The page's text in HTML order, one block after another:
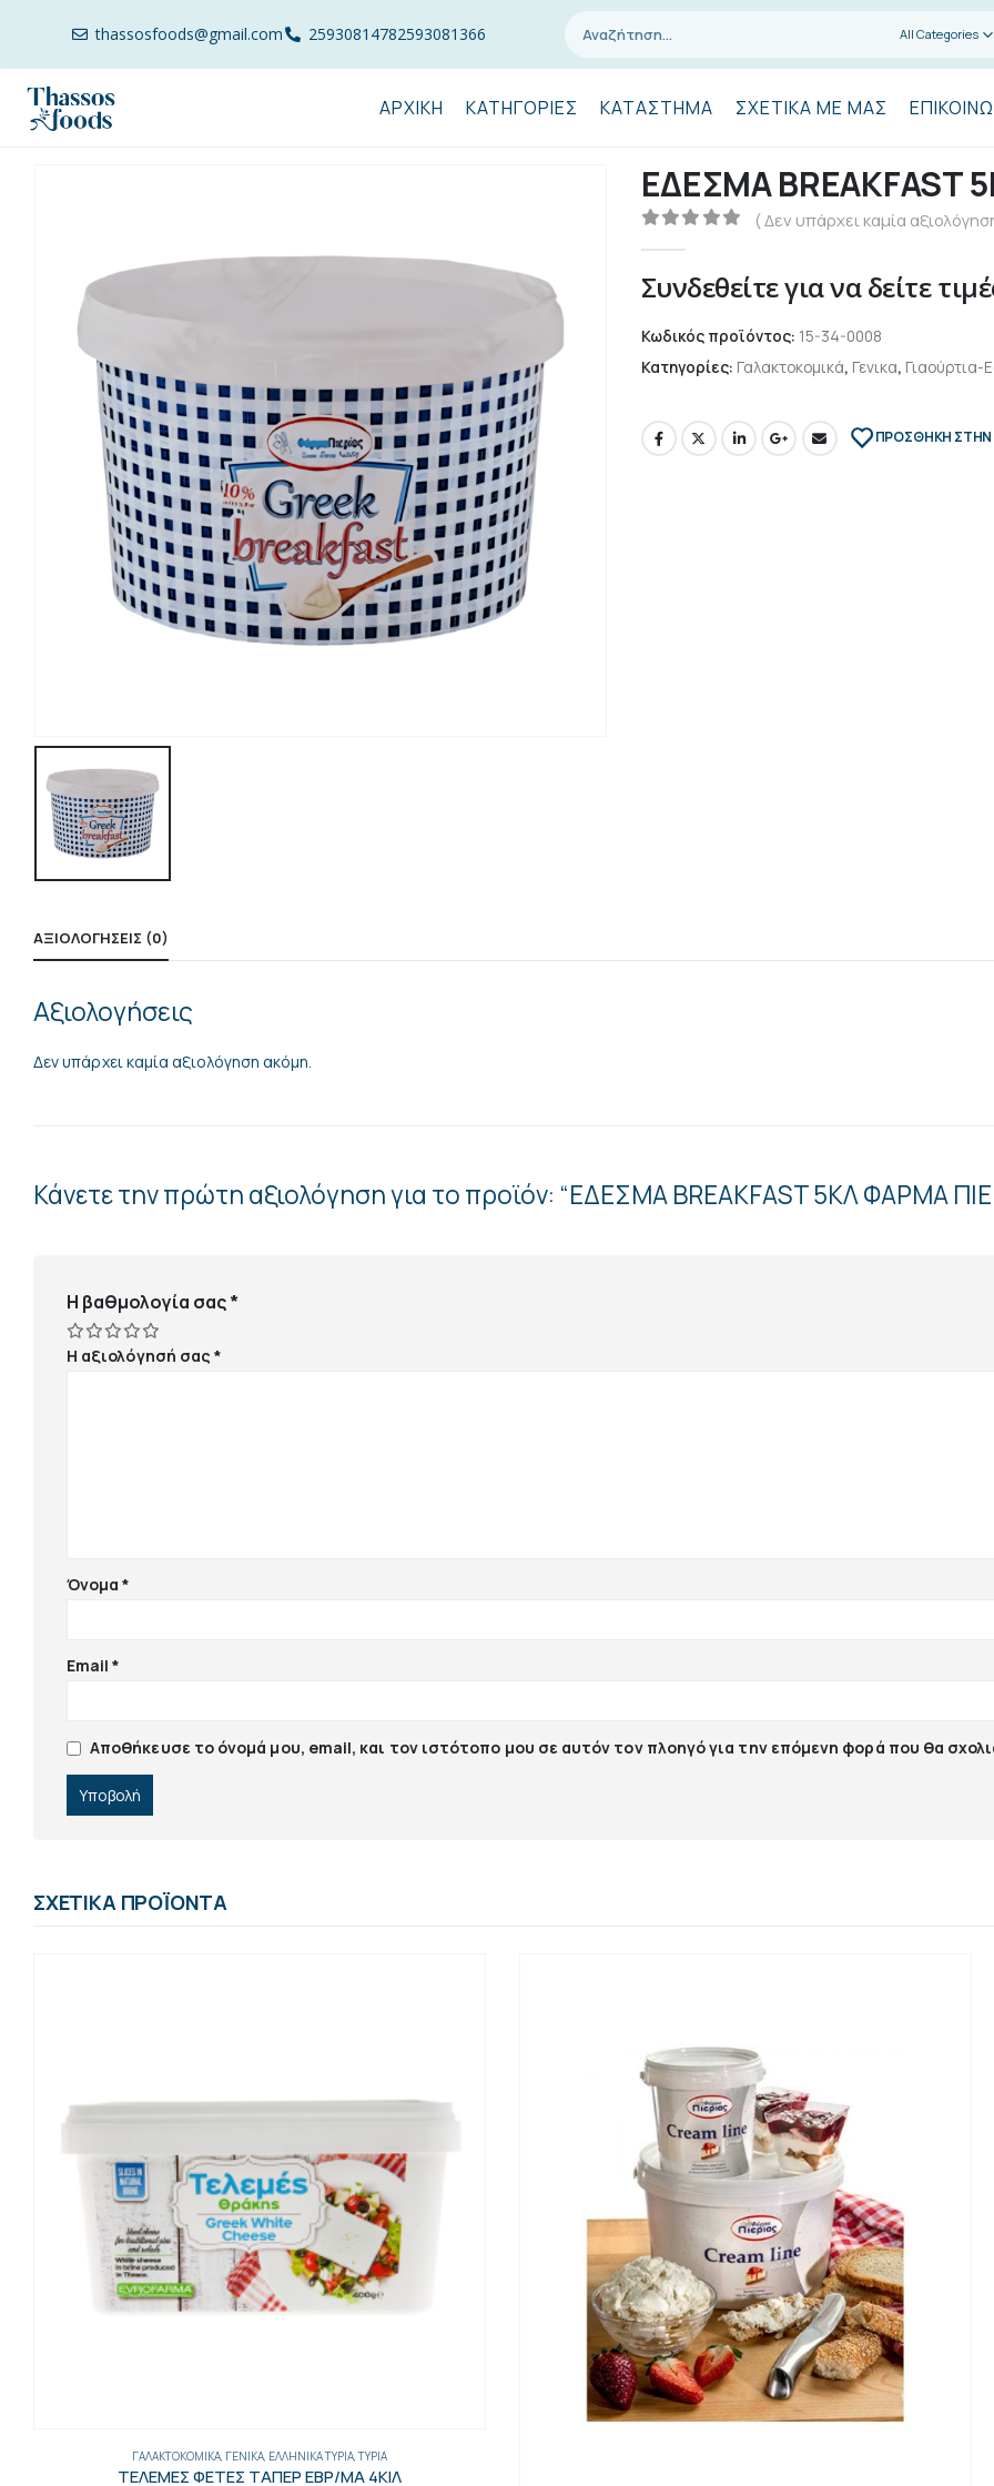
thassosfoods@gmail.com 25930814782593081366 All Categories
ΑΡΧΙΚΉ ΚΑΤΗΓΟΡΊΕΣ ΚΑΤΆΣΤΗΜΑ ΣΧΕΤΙΚΆ ΜΕ ΜΑΣ
ΕΔΕΣΜΑ BREAKFAST
( Δεν υπάρχει καμία
Συνδεθείτε για να δείτε
Κωδικός προϊόντος: 15-34-0008
Κατηγορίες: Γαλακτοκομικά, Γενικα, Γιαούρτια-
ΠΡΌΣΘΉΚΗ ΣΤΗΝ
ΑΞΙΟΛΟΓΉΣΕΙΣ (0)
Αξιολογήσεις
Δεν υπάρχει καμία αξιολόγηση ακόμη.
Κάνετε την πρώτη αξιολόγηση για το προϊόν: “ΕΔΕΣΜΑ BREAKFAST 5ΚΛ ΦΑΡΜΑ
Η βαθμολογία σας*
Η αξιολόγησή σας*
Όνομα*
Email*
Αποθήκευσε το όνομά μου, email, και τον ιστότοπο μου σε αυτόν τον πλοηγό για την επόμενη φορά που θα
ΣΧΕΤΙΚΆ ΠΡΟΪΌΝΤΑ
ΓΑΛΑΚΤΟΚΟΜΙΚΆ, ΓΕΝΙΚΑ, ΕΛΛΗΝΙΚΆ ΤΥΡΙΆ,ΤΥΡΙΆ
ΤΕΛΕΜΕΣ ΦΕΤΕΣ ΤΑΠΕΡ ΕΒΡ/ΜΑ 4ΚΙΛ